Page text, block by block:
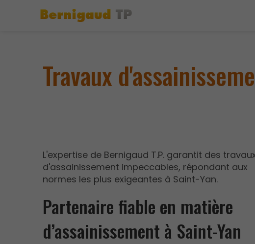
Travaux
L'expertise de Bernigaud T.P. garantit des
d'assainissement impeccables, répondant aux
normes les plus exigeantes à Saint-Yan.
Partenaire fiable en matière
d’assainissement à Saint-Yan